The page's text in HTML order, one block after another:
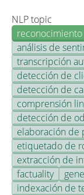
NLP topic
análisis de
transcripción
detección de
detección de
comprensión
detección de
elaboración de
etiquetado de
extracción de
factuality
indexación de